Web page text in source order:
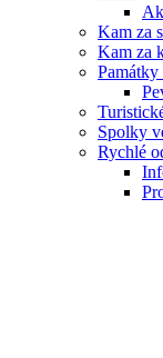
Kam za
Kam za
Památky
Spolky
Rychlé